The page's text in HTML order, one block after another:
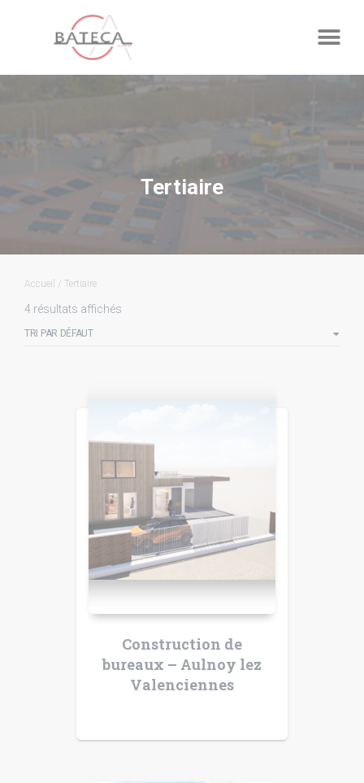
Tertiaire
Accueil / Tertiaire
4 résultats affichés
Construction de
bureaux – Aulnoy lez
Valenciennes